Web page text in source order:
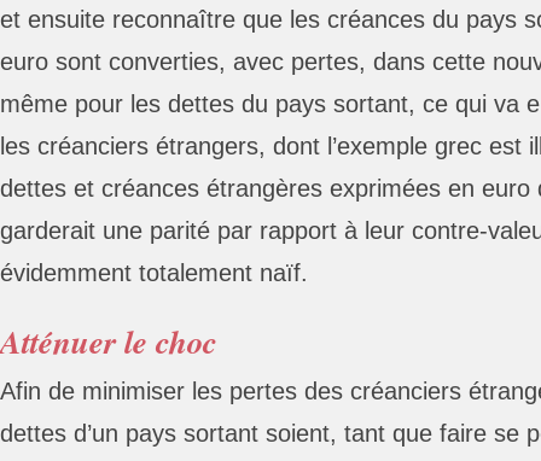
et ensuite reconnaître que les créances du pays
euro sont converties, avec pertes, dans cette
même pour les dettes du pays sortant, ce qui va
les créanciers étrangers, dont l’exemple grec est
dettes et créances étrangères exprimées en euro
garderait une parité par rapport à leur contre-
évidemment totalement naïf.
Atténuer le choc
Afin de minimiser les pertes des créanciers
dettes d’un pays sortant soient, tant que faire se